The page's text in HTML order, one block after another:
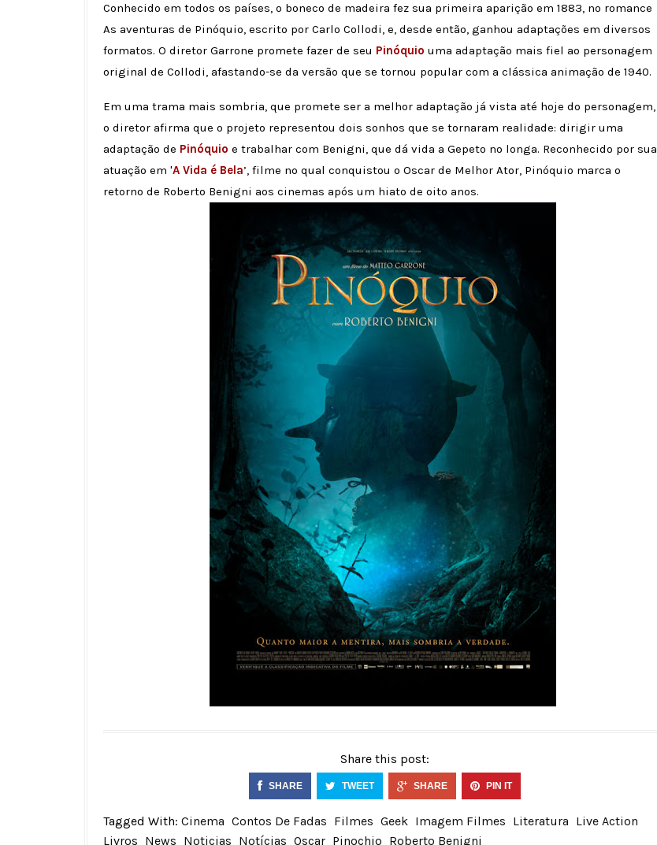
Conhecido em todos os países, o boneco de madeira fez sua primeira aparição em 1883, no romance
As aventuras de Pinóquio, escrito por Carlo Collodi, e, desde então, ganhou adaptações em diversos
formatos. O diretor Garrone promete fazer de seu Pinóquio uma adaptação mais fiel ao personagem
original de Collodi, afastando-se da versão que se tornou popular com a clássica animação de 1940.
Em uma trama mais sombria, que promete ser a melhor adaptação já vista até hoje do personagem,
o diretor afirma que o projeto representou dois sonhos que se tornaram realidade: dirigir uma
adaptação de Pinóquio e trabalhar com Benigni, que dá vida a Gepeto no longa. Reconhecido por sua
atuação em 'A Vida é Bela’, filme no qual conquistou o Oscar de Melhor Ator, Pinóquio marca o
retorno de Roberto Benigni aos cinemas após um hiato de oito anos.
Share this post:
SHARE TWEET SHARE PIN IT
Tagged With: Cinema Contos De Fadas Filmes Geek Imagem Filmes Literatura Live Action
Livros News Noticias Notícias Oscar Pinochio Roberto Benigni